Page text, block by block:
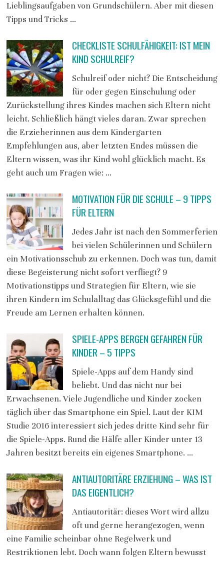
Lieblingsaufgaben von Grundschülern. Aber mit diesen
Tipps und Tricks …
CHECKLISTE SCHULFÄHIGKEIT: IST MEIN
KIND SCHULREIF?
Schulreif oder nicht? Die Entscheidung
für oder gegen Einschulung oder
Zurückstellung ihres Kindes machen sich Eltern nicht
leicht. Schließlich hängt vieles daran. Zwar sprechen
die Erzieherinnen aus dem Kindergarten
Empfehlungen aus, aber letzten Endes müssen die
Eltern wissen, was ihr Kind wohl glücklich macht. Es
geht auch um Fragen wie: …
MOTIVATION FÜR DIE SCHULE – 9 TIPPS
FÜR ELTERN
Jedes Jahr ist nach den Sommerferien
bei vielen Schülerinnen und Schülern
ein Motivationsschub zu erkennen. Doch was tun, damit
diese Begeisterung nicht sofort verfliegt? 9
Motivationstipps und Strategien für Eltern, wie sie
ihren Kindern im Schulalltag das Glücksgefühl und die
Freude am Lernen erhalten können.
SPIELE-APPS BERGEN GEFAHREN FÜR
KINDER – 5 TIPPS
Spiele-Apps auf dem Handy sind
beliebt. Und das nicht nur bei
Erwachsenen. Viele Jugendliche und Kinder zocken
täglich über das Smartphone ein Spiel. Laut der KIM
Studie 2016 interessiert sich jedes dritte Kind sehr für
die Spiele-Apps. Rund die Hälfe aller Kinder unter 13
Jahren besitzt bereits ein eigenes Smartphone. …
ANTIAUTORITÄRE ERZIEHUNG – WAS IST
DAS EIGENTLICH?
Antiautoritär: dieses Wort wird allzu
oft und gerne herangezogen, wenn
eine Familie scheinbar ohne Regelwerk und
Restriktionen lebt. Doch wann folgen Eltern bewusst